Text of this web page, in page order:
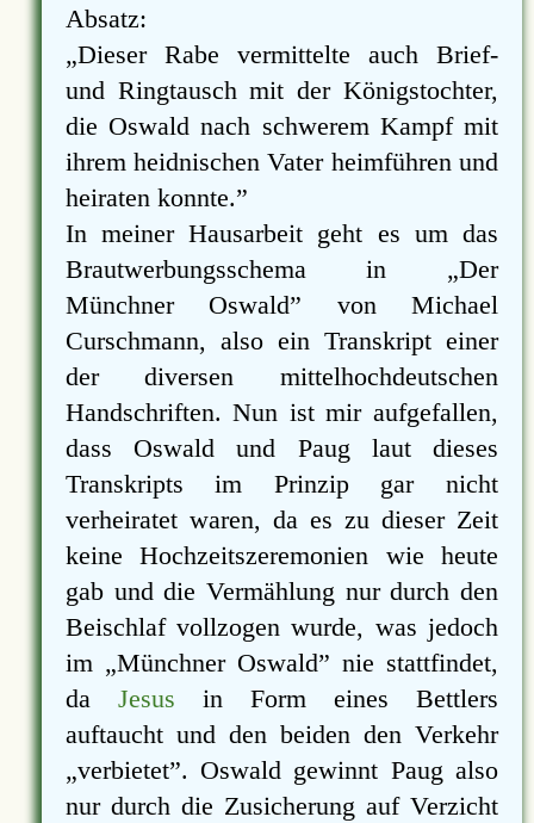
Absatz:
Dieser Rabe vermittelte auch Brief-
und Ringtausch mit der Königstochter,
die Oswald nach schwerem Kampf mit
ihrem heidnischen Vater heimführen und
heiraten konnte.
In meiner Hausarbeit geht es um das
Brautwerbungsschema in
Der
Münchner Oswald
von Michael
Curschmann, also ein Transkript einer
der diversen mittelhochdeutschen
Handschriften. Nun ist mir aufgefallen,
dass Oswald und Paug laut dieses
Transkripts im Prinzip gar nicht
verheiratet waren, da es zu dieser Zeit
keine Hochzeitszeremonien wie heute
gab und die Vermählung nur durch den
Beischlaf vollzogen wurde, was jedoch
im
Münchner Oswald
nie stattfindet,
da Jesus in Form eines Bettlers
auftaucht und den beiden den Verkehr
verbietet . Oswald gewinnt Paug also
nur durch die Zusicherung auf Verzicht